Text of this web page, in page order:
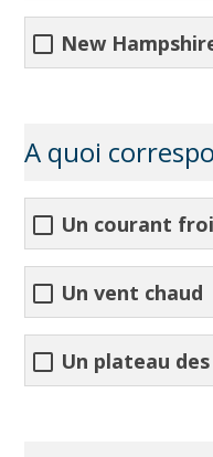
New
A quoi
Un courant
Un vent chaud
Un plateau